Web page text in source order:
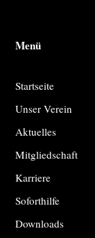
Menü
Startseite
Unser Verein
Aktuelles
Mitgliedschaft
Karriere
Soforthilfe
Downloads